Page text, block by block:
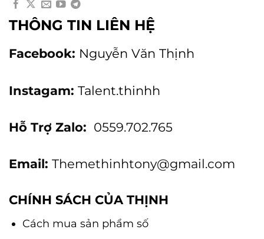
THÔNG TIN LIÊN HỆ
Facebook: Nguyễn Văn Thịnh
Instagam: Talent.thinhh
Hỗ Trợ Zalo: 0559.702.765
Email: Themethinhtony@gmail.com
CHÍNH SÁCH CỦA THỊNH
Cách mua sản phẩm số